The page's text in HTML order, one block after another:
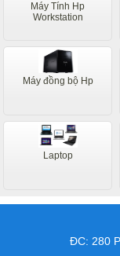
Máy Tính Hp
Workstation
Máy đồng bộ Hp
Laptop
ĐC: 280